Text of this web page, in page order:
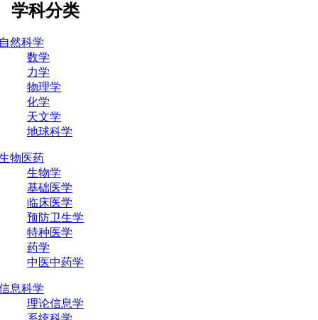
科分类
然科学
数学
力学
物理学
化学
天文学
地球科学
物医药
生物学
基础医学
临床医学
预防卫生学
特种医学
药学
中医中药学
息科学
理论信息学